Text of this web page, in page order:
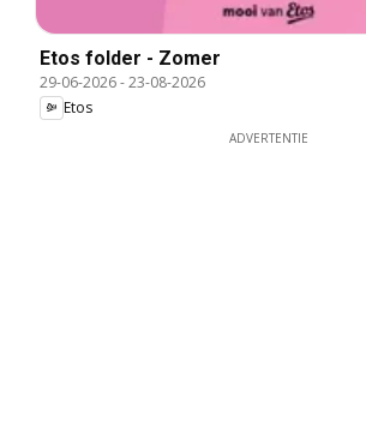
Etos folder - Zomer
29-06-2026-23-08-2026
Etos
ADVERTENTIE